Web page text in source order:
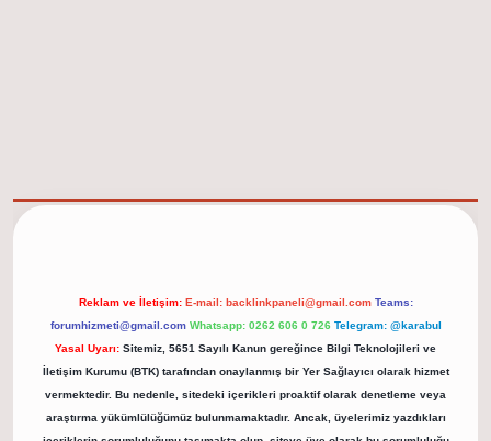
Reklam ve İletişim: E-mail: backlinkpaneli@gmail.com Teams:
forumhizmeti@gmail.com Whatsapp: 0262 606 0 726 Telegram: @karabul
Yasal Uyarı: Sitemiz, 5651 Sayılı Kanun gereğince Bilgi Teknolojileri ve
İletişim Kurumu (BTK) tarafından onaylanmış bir Yer Sağlayıcı olarak hizmet
vermektedir. Bu nedenle, sitedeki içerikleri proaktif olarak denetleme veya
araştırma yükümlülüğümüz bulunmamaktadır. Ancak, üyelerimiz yazdıkları